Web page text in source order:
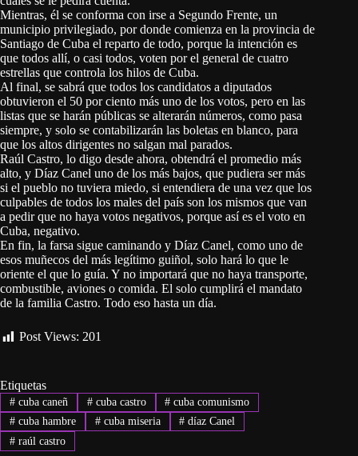
Mientras, él se conforma con irse a Segundo Frente, un
municipio privilegiado, por donde comienza en la provincia de
Santiago de Cuba el reparto de todo, porque la intención es
que todos allí, o casi todos, voten por el general de cuatro
estrellas que controla los hilos de Cuba.
Al final, se sabrá que todos los candidatos a diputados
obtuvieron el 50 por ciento más uno de los votos, pero en las
listas que se harán públicas se alterarán números, como pasa
siempre, y solo se contabilizarán las boletas en blanco, para
que los altos dirigentes no salgan mal parados.
Raúl Castro, lo digo desde ahora, obtendrá el promedio más
alto, y Díaz Canel uno de los más bajos, que pudiera ser más
si el pueblo no tuviera miedo, si entendiera de una vez que los
culpables de todos los males del país son los mismos que van
a pedir que no haya votos negativos, porque así es el voto en
Cuba, negativo.
En fin, la farsa sigue caminando y Díaz Canel, como uno de
esos muñecos del más legítimo guiñol, solo hará lo que le
oriente el que lo guía. Y no importará que no haya transporte,
combustible, aviones o comida. El solo cumplirá el mandato
de la familia Castro. Todo eso hasta un día.
Post Views: 201
Etiquetas
#cuba caneñ #cuba castro # cuba comunismo
#cuba hambre #cuba miseria # díaz Canel
#raúl castro